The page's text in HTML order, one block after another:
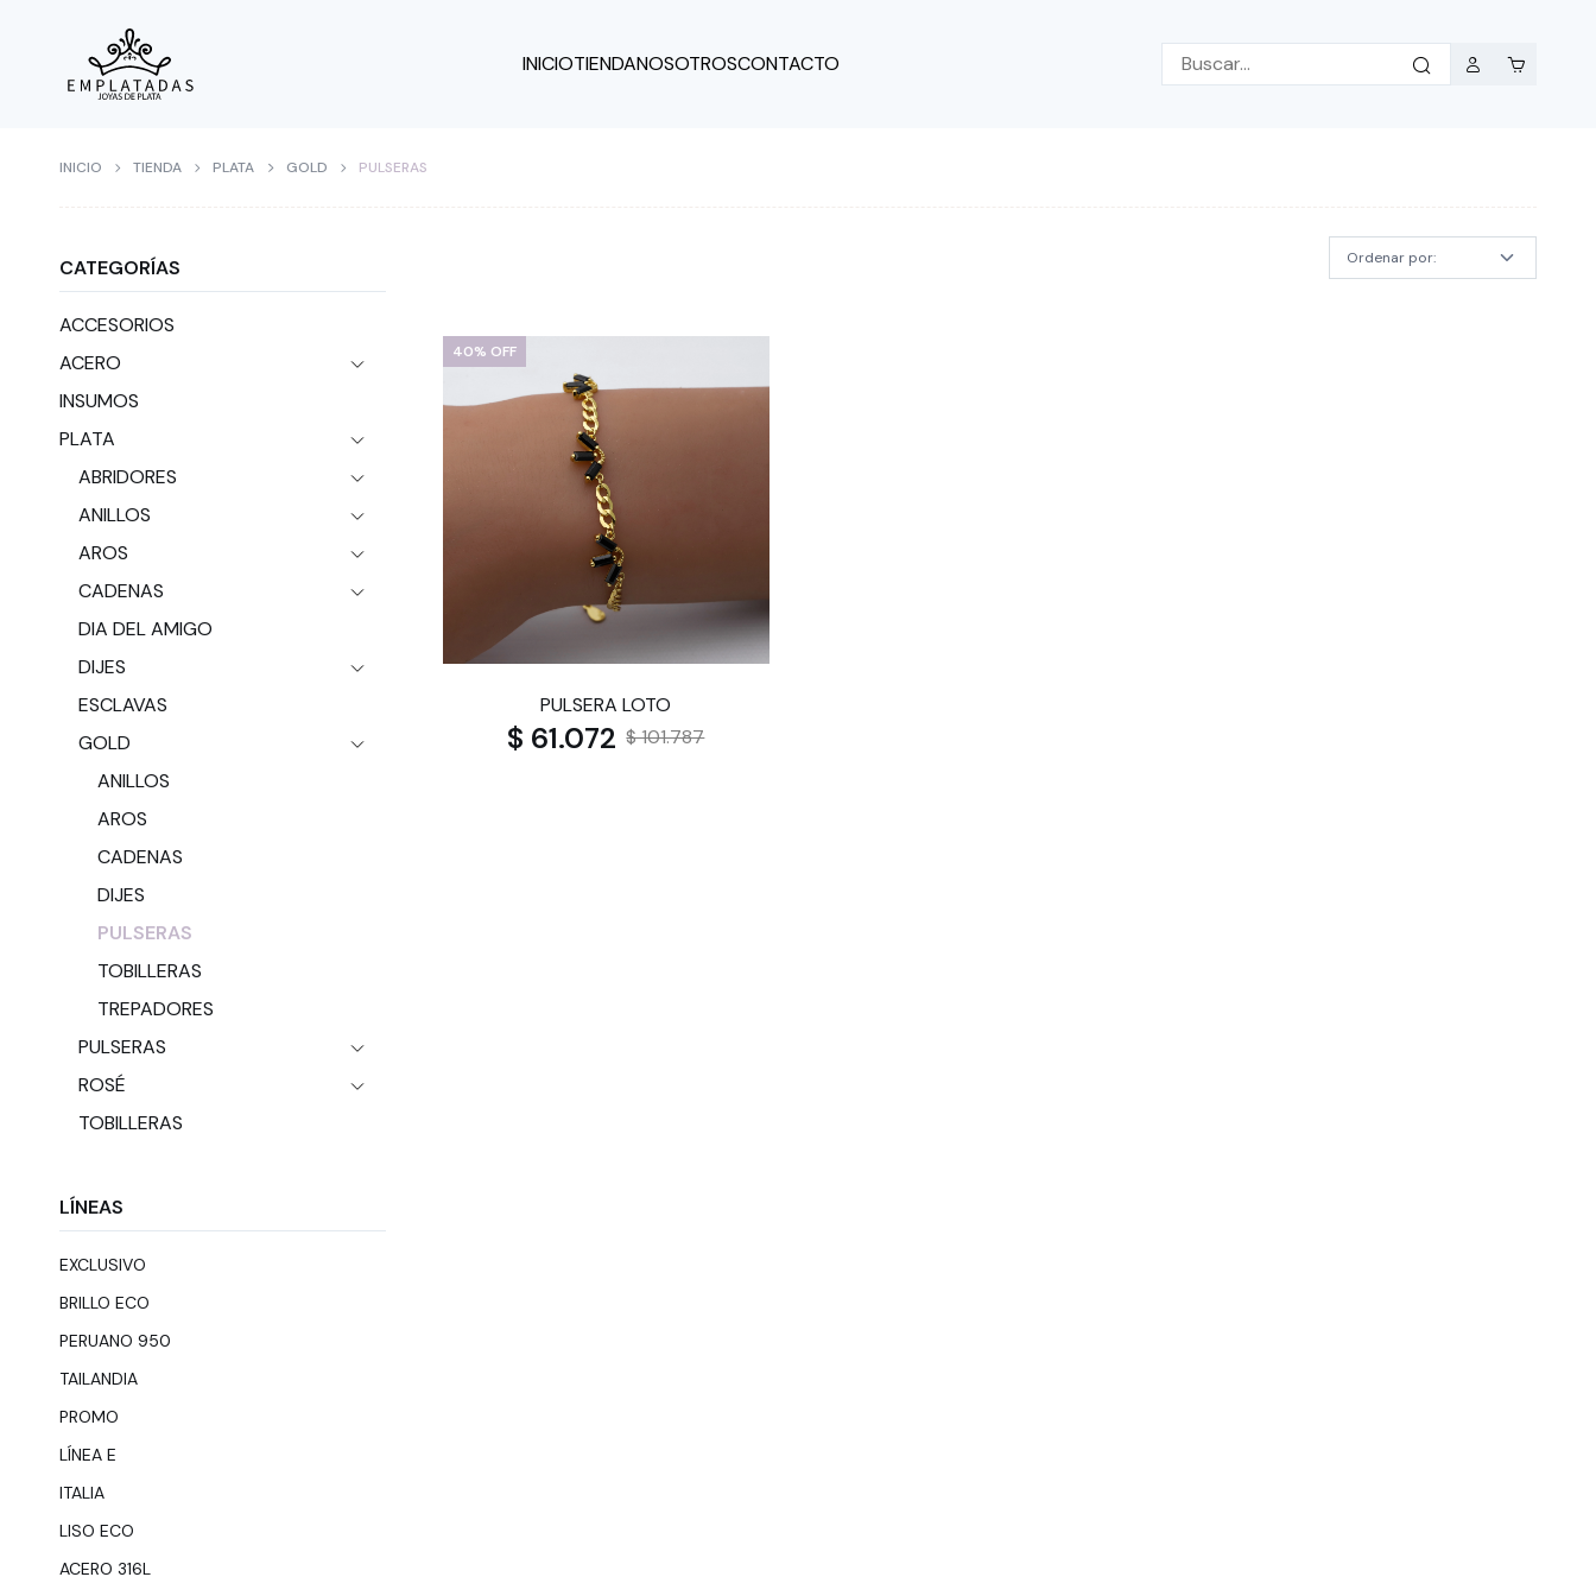
INICIOTIENDANOSOTROSCONTACTO
INICIO TIENDA PLATA GOLD PULSERAS
CATEGORÍAS
ACCESORIOS
ACERO
INSUMOS
PLATA
ABRIDORES
ANILLOS
AROS
CADENAS
DIA DEL AMIGO
DIJES
ESCLAVAS
GOLD
ANILLOS
AROS
CADENAS
DIJES
PULSERAS
TOBILLERAS
TREPADORES
PULSERAS
ROSÉ
TOBILLERAS
LÍNEAS
EXCLUSIVO
BRILLO ECO
PERUANO 950
TAILANDIA
PROMO
LÍNEA E
ITALIA
LISO ECO
ACERO 316L
40% OFF
PULSERA LOTO
$ 61.072 $ 101.787